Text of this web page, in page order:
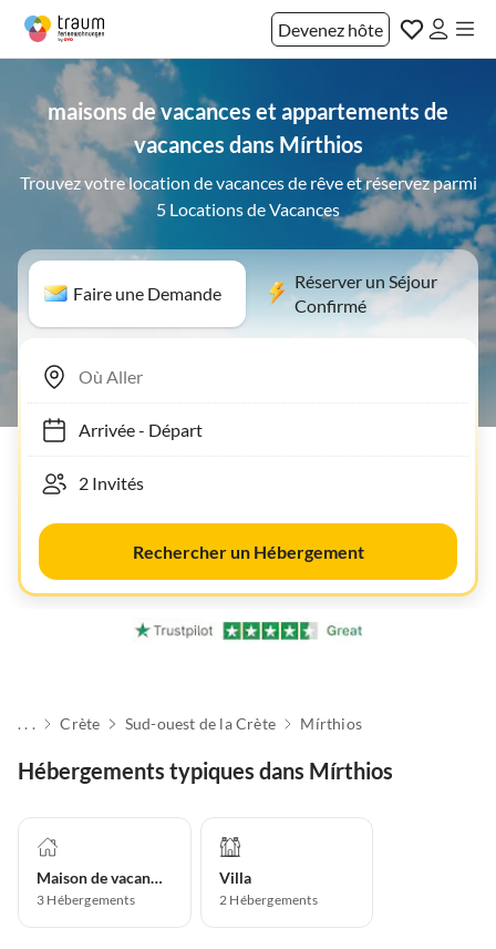
Devenez hôte
maisons de vacances et appartements de
vacances dans Mírthios
Trouvez votre location de vacances de rêve et réservez parmi
5 Locations de Vacances
Faire une Demande
Réserver un Séjour
Confirmé
Arrivée- Départ
Rechercher un Hébergement
. . . Crète Sud-ouest de la Crète Mírthios
Hébergements typiques dans Mírthios
Maison de vacances
3 Hébergements
Villa
2 Hébergements